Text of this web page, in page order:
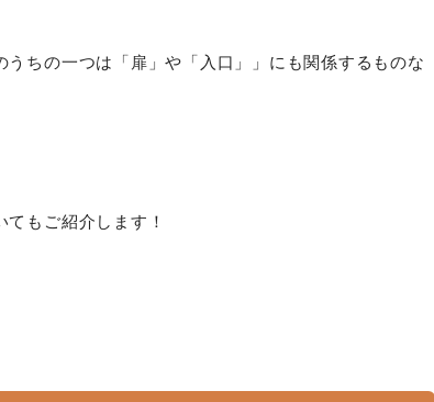
ちの一つは「扉」や「入口」」にも関係するものな
もご紹介します！